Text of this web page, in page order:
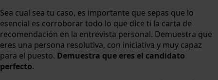
Sea cual sea tu caso, es importante que sepas que lo
esencial es corroborar todo lo que dice ti la carta de
recomendación en la entrevista personal. Demuestra que
eres una persona resolutiva, con iniciativa y muy capaz
para el puesto. Demuestra que eres el candidato
perfecto.